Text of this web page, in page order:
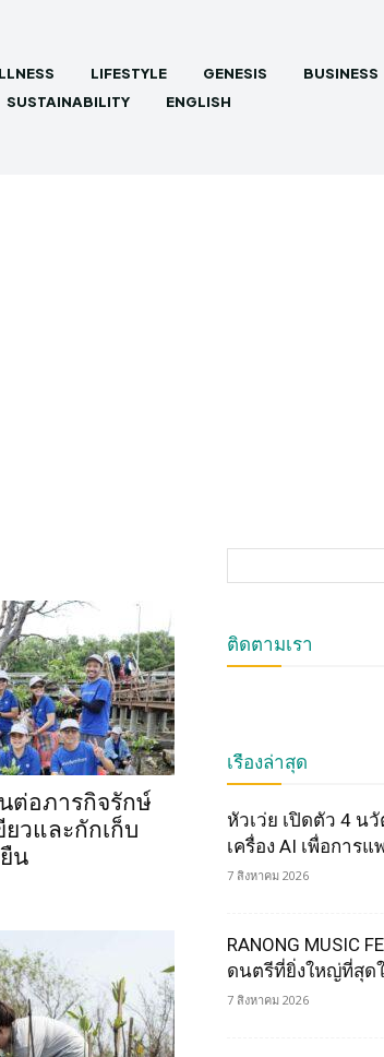
LIFESTYLE GENESIS BUSINESS
SUSTAINABILITY ENGLISH
ต่อภารกิจรักษ์
วและกักเก็บ
น
ติดตามเรา
เรื่องล่าสุด
หัวเว่ย เปิดตัว 4 นวั
เครื่อง AI เพื่อการ
7 สิงหาคม 2026
RANONG MUSIC
ดนตรีที่ยิ่งใหญ่ที่สุด
7 สิงหาคม 2026